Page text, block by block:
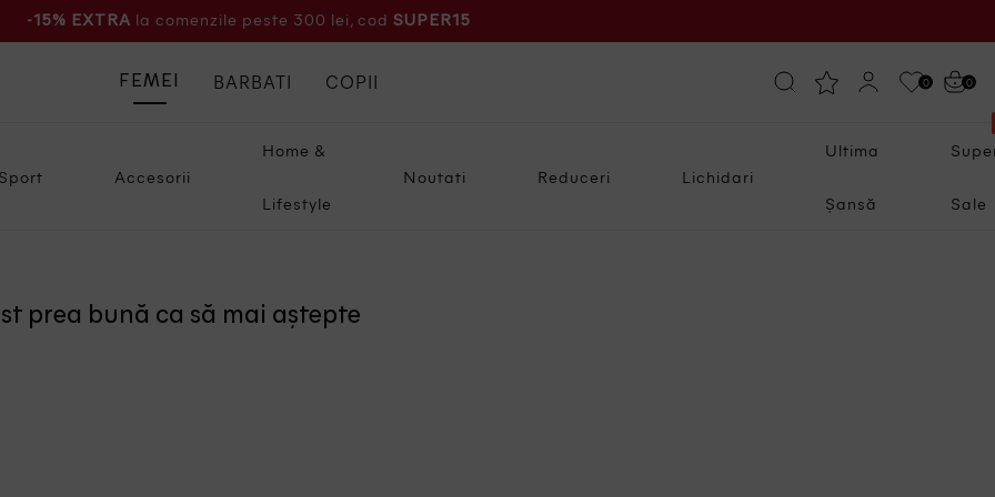
-15% EXTRA la comenzile peste 300 lei, cod SUPER15
0 0
Sport Accesorii
Home &
Lifestyle
Noutati Reduceri Lichidari
Ultima
Șansă Sale
FEMEI BARBATI COPII
prea bună ca să mai aștepte